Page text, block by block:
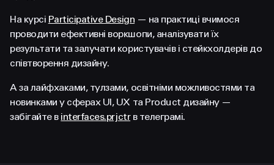
На курсі Participative Design — на практиці вчимося
проводити ефективні воркшопи, аналізувати їх
результати та залучати користувачів і стейкхолдерів до
співтворення дизайну.
А за лайфхаками, тулзами, освітніми можливостями та
новинками у сферах UI, UX та Product дизайну —
забігайте в interfaces.prjctrв телеграмі.